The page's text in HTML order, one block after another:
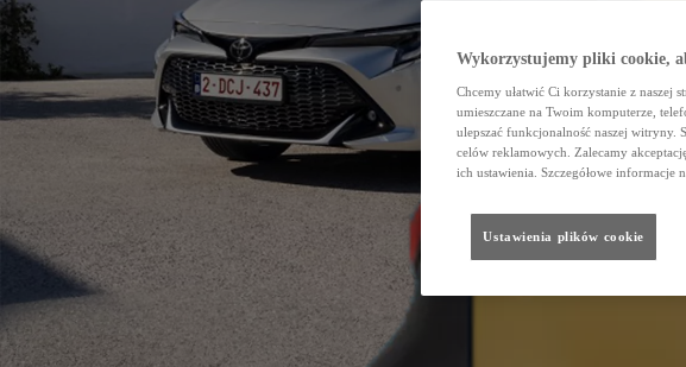
Wykorzystujemy pliki cookie,
Chcemy ułatwić Ci korzystanie z naszej
umieszczane na Twoim komputerze,
ulepszać funkcjonalność naszej witryny.
celów reklamowych. Zalecamy
ich ustawienia. Szczegółowe informacje
Ustawienia plików cookie